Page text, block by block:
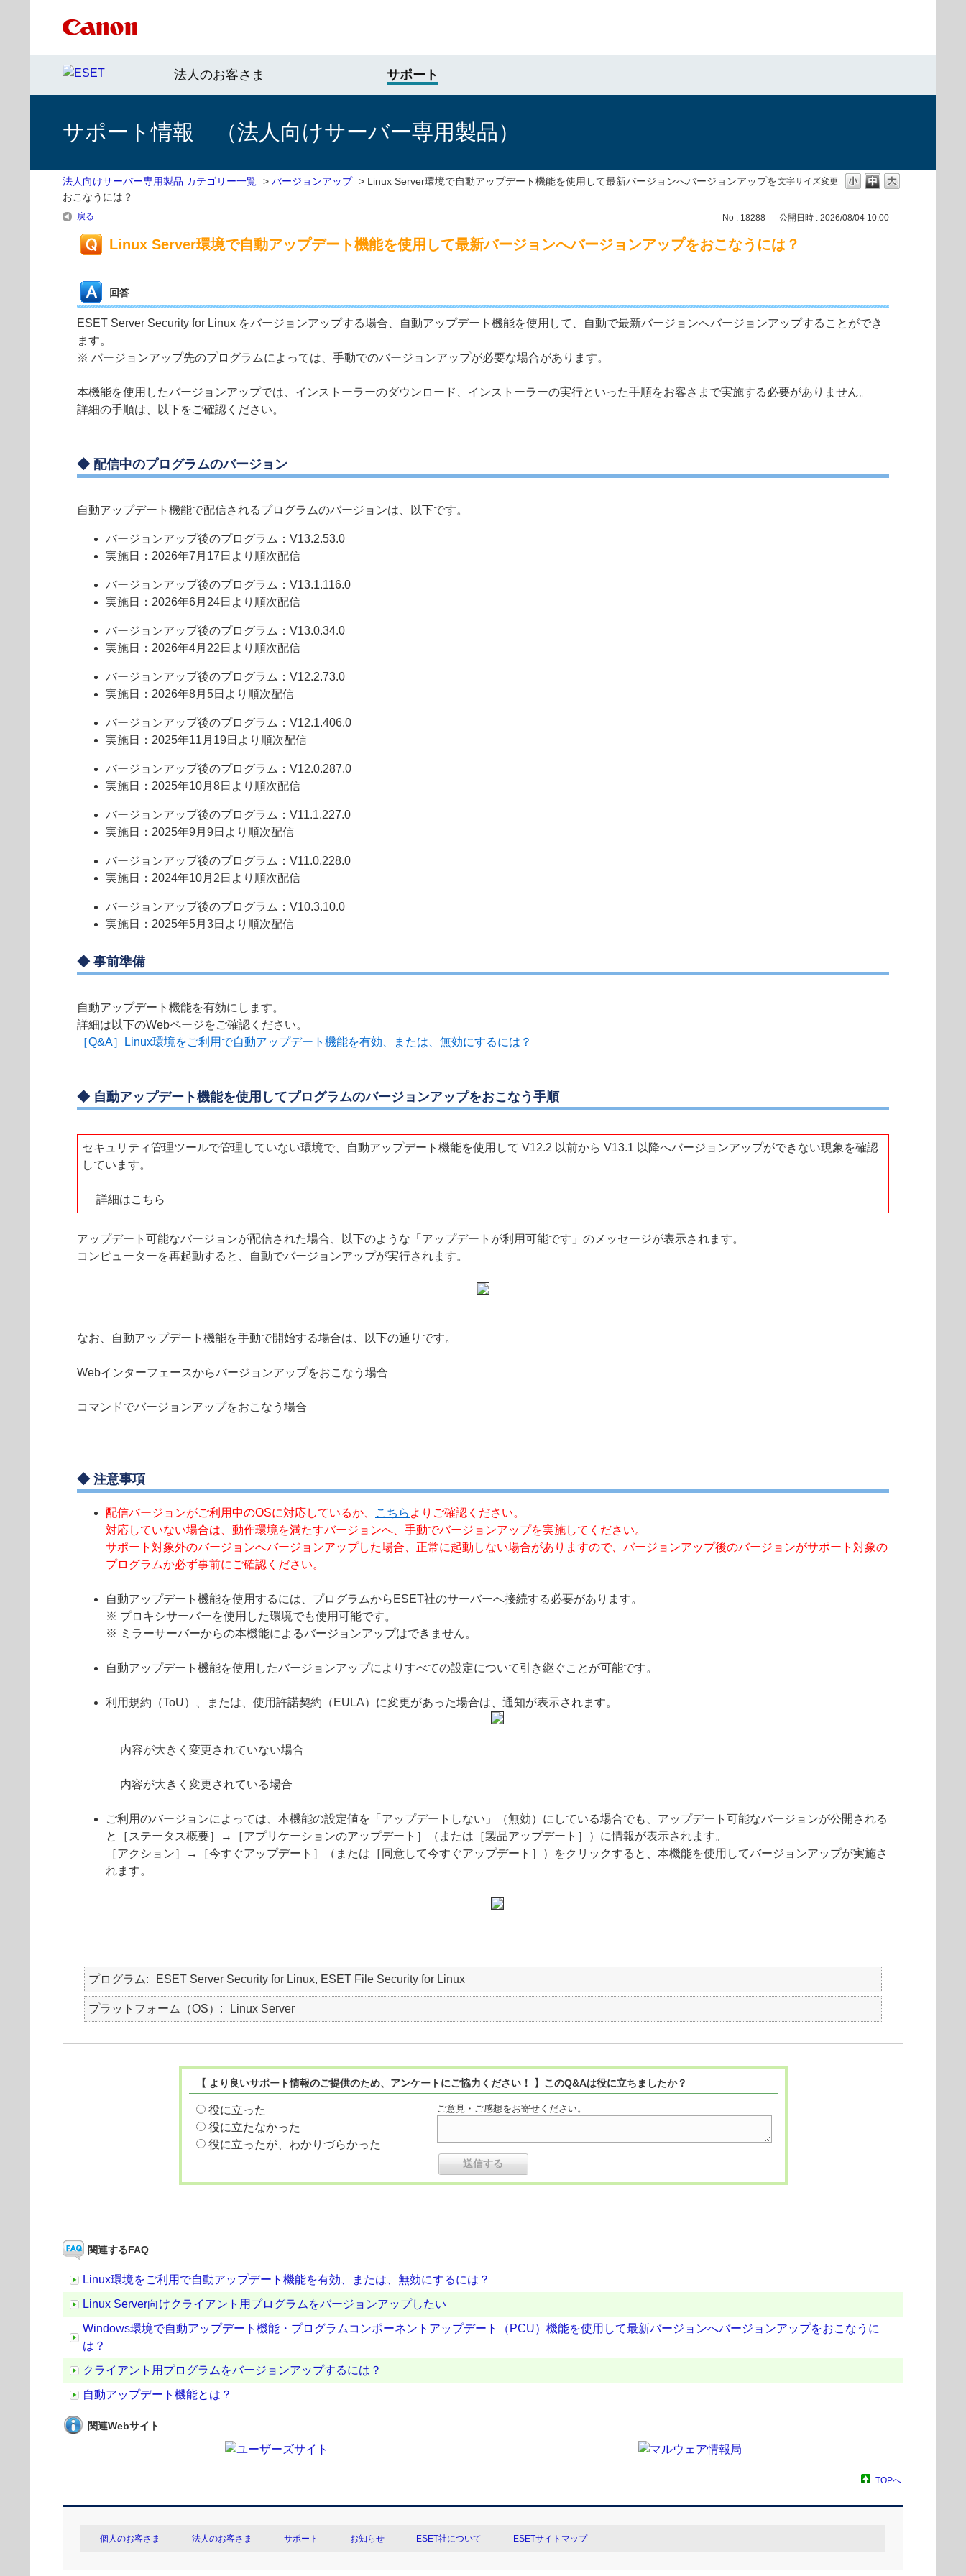
法人のお客さま サポート
サポート情報 （法人向けサーバー専用製品）
文字サイズ変更
法人向けサーバー専用製品 カテゴリー一覧 > バージョンアップ > Linux Server環境で自動アップデート機能を使用して最新バージョンへバージョンアップを
おこなうには？
戻る No : 18288 公開日時 : 2026/08/04 10:00
Linux Server環境で自動アップデート機能を使用して最新バージョンへバージョンアップをおこなうには？
回答
ESET Server Security for Linux をバージョンアップする場合、自動アップデート機能を使用して、自動で最新バージョンへバージョンアップすることができ
ます。
※ バージョンアップ先のプログラムによっては、手動でのバージョンアップが必要な場合があります。
本機能を使用したバージョンアップでは、インストーラーのダウンロード、インストーラーの実行といった手順をお客さまで実施する必要がありません。
詳細の手順は、以下をご確認ください。
◆ 配信中のプログラムのバージョン
自動アップデート機能で配信されるプログラムのバージョンは、以下です。
バージョンアップ後のプログラム：V13.2.53.0
実施日：2026年7月17日より順次配信
バージョンアップ後のプログラム：V13.1.116.0
実施日：2026年6月24日より順次配信
バージョンアップ後のプログラム：V13.0.34.0
実施日：2026年4月22日より順次配信
バージョンアップ後のプログラム：V12.2.73.0
実施日：2026年8月5日より順次配信
バージョンアップ後のプログラム：V12.1.406.0
実施日：2025年11月19日より順次配信
バージョンアップ後のプログラム：V12.0.287.0
実施日：2025年10月8日より順次配信
バージョンアップ後のプログラム：V11.1.227.0
実施日：2025年9月9日より順次配信
バージョンアップ後のプログラム：V11.0.228.0
実施日：2024年10月2日より順次配信
バージョンアップ後のプログラム：V10.3.10.0
実施日：2025年5月3日より順次配信
◆ 事前準備
自動アップデート機能を有効にします。
詳細は以下のWebページをご確認ください。
［Q&A］Linux環境をご利用で自動アップデート機能を有効、または、無効にするには？
◆ 自動アップデート機能を使用してプログラムのバージョンアップをおこなう手順
セキュリティ管理ツールで管理していない環境で、自動アップデート機能を使用して V12.2 以前から V13.1 以降へバージョンアップができない現象を確認
しています。
詳細はこちら
アップデート可能なバージョンが配信された場合、以下のような「アップデートが利用可能です」のメッセージが表示されます。
コンピューターを再起動すると、自動でバージョンアップが実行されます。
なお、自動アップデート機能を手動で開始する場合は、以下の通りです。
Webインターフェースからバージョンアップをおこなう場合
コマンドでバージョンアップをおこなう場合
◆ 注意事項
配信バージョンがご利用中のOSに対応しているか、 こちら よりご確認ください。
対応していない場合は、動作環境を満たすバージョンへ、手動でバージョンアップを実施してください。
サポート対象外のバージョンへバージョンアップした場合、正常に起動しない場合がありますので、バージョンアップ後のバージョンがサポート対象の
プログラムか必ず事前にご確認ください。
自動アップデート機能を使用するには、プログラムからESET社のサーバーへ接続する必要があります。
※ プロキシサーバーを使用した環境でも使用可能です。
※ ミラーサーバーからの本機能によるバージョンアップはできません。
自動アップデート機能を使用したバージョンアップによりすべての設定について引き継ぐことが可能です。
利用規約（ToU）、または、使用許諾契約（EULA）に変更があった場合は、通知が表示されます。
内容が大きく変更されていない場合
内容が大きく変更されている場合
ご利用のバージョンによっては、本機能の設定値を「アップデートしない」（無効）にしている場合でも、アップデート可能なバージョンが公開される
と［ステータス概要］→［アプリケーションのアップデート］（または［製品アップデート］）に情報が表示されます。
［アクション］→［今すぐアップデート］（または［同意して今すぐアップデート］）をクリックすると、本機能を使用してバージョンアップが実施さ
れます。
プログラム ESET Server Security for Linux, ESET File Security for Linux
プラットフォーム（OS） Linux Server
【 より良いサポート情報のご提供のため、アンケートにご協力ください！ 】このQ&Aは役に立ちましたか？
役に立った
役に立たなかった
役に立ったが、わかりづらかった
ご意見・ご感想をお寄せください。
関連するFAQ
Linux環境をご利用で自動アップデート機能を有効、または、無効にするには？
Linux Server向けクライアント用プログラムをバージョンアップしたい
Windows環境で自動アップデート機能・プログラムコンポーネントアップデート（PCU）機能を使用して最新バージョンへバージョンアップをおこなうに
は？
クライアント用プログラムをバージョンアップするには？
自動アップデート機能とは？
関連Webサイト
TOPへ
個人のお客さま 法人のお客さま サポート お知らせ ESET社について ESETサイトマップ